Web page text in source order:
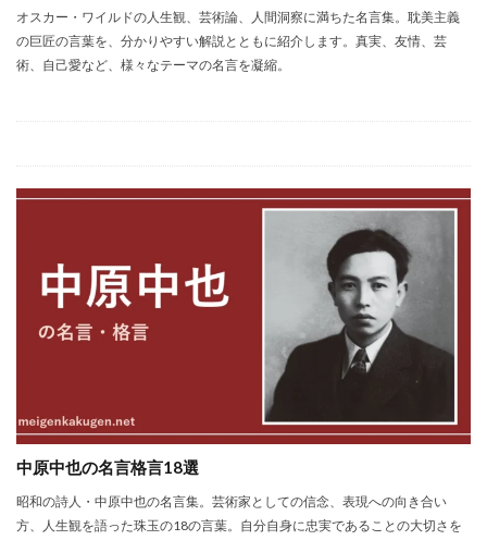
オスカー・ワイルドの人生観、芸術論、人間洞察に満ちた名言集。耽美主義
の巨匠の言葉を、分かりやすい解説とともに紹介します。真実、友情、芸
術、自己愛など、様々なテーマの名言を凝縮。
中原中也の名言格言18選
昭和の詩人・中原中也の名言集。芸術家としての信念、表現への向き合い
方、人生観を語った珠玉の18の言葉。自分自身に忠実であることの大切さを